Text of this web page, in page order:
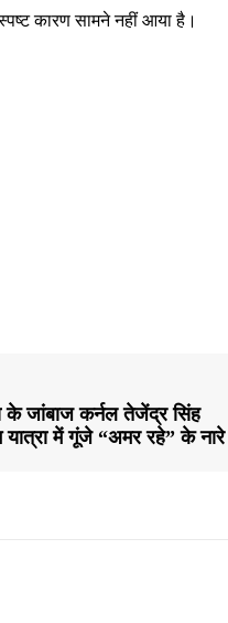
कारण सामने नहीं आया है।
जांबाज कर्नल तेजेंद्र सिंह
यात्रा में गूंजे “अमर रहे” के नारे